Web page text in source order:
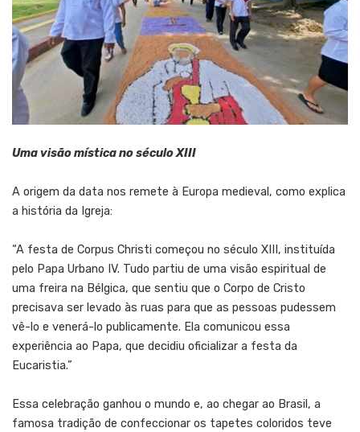
Uma visão mística no século XIII
A origem da data nos remete à Europa medieval, como explica
a história da Igreja:
“A festa de Corpus Christi começou no século XIII, instituída
pelo Papa Urbano IV. Tudo partiu de uma visão espiritual de
uma freira na Bélgica, que sentiu que o Corpo de Cristo
precisava ser levado às ruas para que as pessoas pudessem
vê-lo e venerá-lo publicamente. Ela comunicou essa
experiência ao Papa, que decidiu oficializar a festa da
Eucaristia.”
Essa celebração ganhou o mundo e, ao chegar ao Brasil, a
famosa tradição de confeccionar os tapetes coloridos teve